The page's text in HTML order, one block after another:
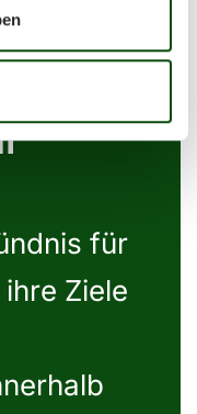
für
Ziele